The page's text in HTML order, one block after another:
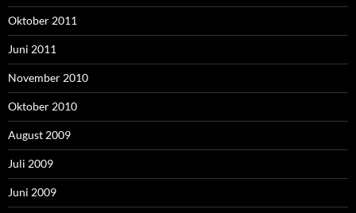
Oktober 2011
Juni 2011
November 2010
Oktober 2010
August 2009
Juli 2009
Juni 2009